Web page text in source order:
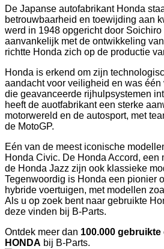
De Japanse autofabrikant Honda
betrouwbaarheid en toewijding aan
werd in 1948 opgericht door
aanvankelijk met de ontwikkeling
richtte Honda zich op de productie
Honda is erkend om zijn
aandacht voor veiligheid en was één
die geavanceerde rijhulpsystemen
heeft de auotfabrikant een sterke
motorwereld en de autosport, met
de MotoGP.
Eén van de meest iconische
Honda Civic. De Honda Accord, een
de Honda Jazz zijn ook klassieke
Tegenwoordig is Honda een pionier
hybride voertuigen, met modellen
Als u op zoek bent naar gebruikte
deze vinden bij B-Parts.
Ontdek meer dan 100.000
HONDA bij B-Parts.